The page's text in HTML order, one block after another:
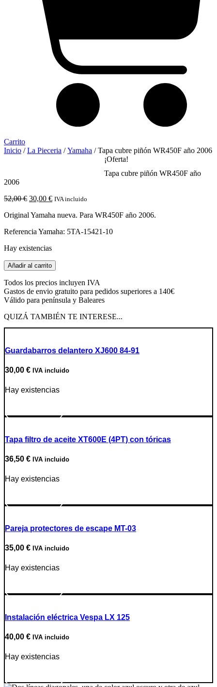
Carrito
Inicio /La Pieceria /Yamaha / Tapa cubre piñón WR450F año 2006
¡Oferta!
Tapa cubre piñón WR450F año
2006
52,00€ El
original
52,00 €.
30,00 €El
actual
30,00 €.
IVA incluido
Original Yamaha nueva. Para WR450F año 2006.
Referencia Yamaha: 5TA-15421-10
Hay existencias
Tapa
cubre
piñón
WR450F
año
cantidad
Añadir al carrito
Todos los precios incluyen IVA
Gastos de envio gratuito para pedidos superiores a 140€
Válido para península y Baleares
QUIZÁ TAMBIÉN TE INTERESE...
Guardabarros delantero XJ600 84-91
30,00 € IVA incluido
Hay existencias
Tapa filtro de aceite XT600E (4PT) con tóricas
36,50 € IVA incluido
Hay existencias
Pareja protectores de escape MT-03
35,00 € IVA incluido
Hay existencias
Instalación eléctrica Vespa LX 125
40,00 € IVA incluido
Hay existencias